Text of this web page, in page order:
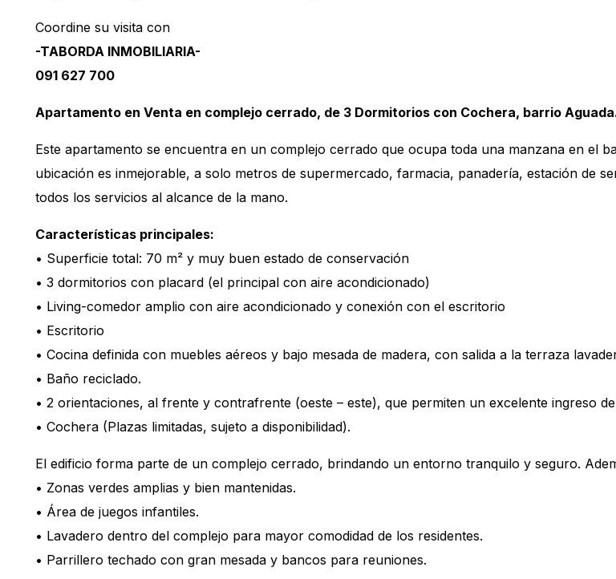
Coordine su visita con
-TABORDA INMOBILIARIA-
091 627 700
Apartamento en Venta en complejo cerrado, de 3 Dormitorios con Cochera, barrio
Este apartamento se encuentra en un complejo cerrado que ocupa toda una manzana en el
ubicación es inmejorable, a solo metros de supermercado, farmacia, panadería, estación de
todos los servicios al alcance de la mano.
Características principales:
• Superficie total: 70 m² y muy buen estado de conservación
• 3 dormitorios con placard (el principal con aire acondicionado)
• Living-comedor amplio con aire acondicionado y conexión con el escritorio
• Escritorio
• Cocina definida con muebles aéreos y bajo mesada de madera, con salida a la terraza
• Baño reciclado.
• 2 orientaciones, al frente y contrafrente (oeste – este), que permiten un excelente ingreso
• Cochera (Plazas limitadas, sujeto a disponibilidad).
El edificio forma parte de un complejo cerrado, brindando un entorno tranquilo y seguro.
• Zonas verdes amplias y bien mantenidas.
• Área de juegos infantiles.
• Lavadero dentro del complejo para mayor comodidad de los residentes.
• Parrillero techado con gran mesada y bancos para reuniones.